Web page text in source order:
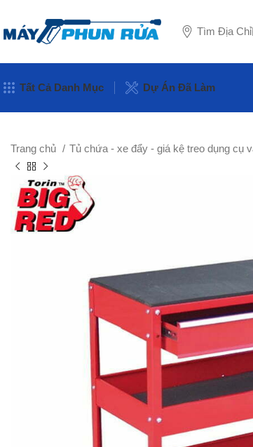
Tìm Địa Chỉ
Tất Cả Danh Mục Dự Án Đã Làm
Trang chủ Tủ chứa - xe đẩy - giá kệ treo dụng cụ